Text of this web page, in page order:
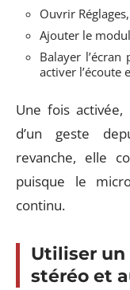
Ouvrir
Ajouter le
Balayer
activer l’écoute
Une fois
d’un geste
revanche, elle
puisque le
continu.
Utiliser un
stéréo et